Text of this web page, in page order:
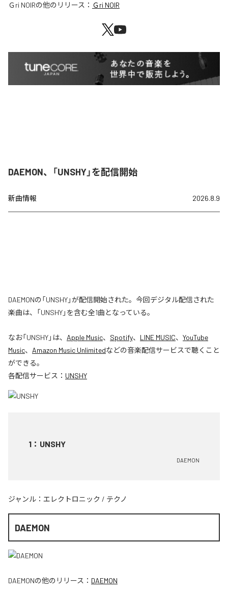
Ｇri NOIRの他のリリース： Ｇri NOIR
DAEMON、「UNSHY」を配信開始
新曲情報 2026.8.9
DAEMONの「UNSHY」が配信開始された。今回デジタル配信された
楽曲は、「UNSHY」を含む全1曲となっている。
なお「UNSHY」は、 Apple Music、 Spotify、 LINE MUSIC、 YouTube
Music、 Amazon Music Unlimitedなどの音楽配信サービスで聴くこと
ができる。
各配信サービス： UNSHY
1 ： UNSHY
DAEMON
ジャンル： エレクトロニック / テクノ
DAEMON
DAEMONの他のリリース： DAEMON